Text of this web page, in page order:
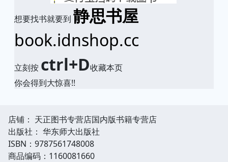
想要找书就要到 静思书屋
book.idnshop.cc
立刻按 ctrl+D收藏本页
你会得到大惊喜!!
店铺： 天正图书专营店国内版书籍专营店
出版社： 华东师大出版社
ISBN：9787561748008
商品编码：1160081660